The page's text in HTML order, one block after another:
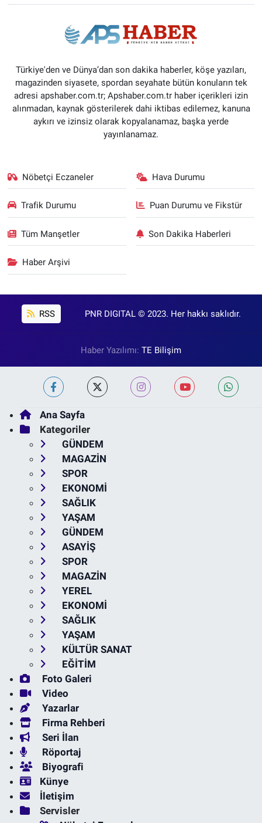
Türkiye'den ve Dünya’dan son dakika haberler, köşe yazıları,
magazinden siyasete, spordan seyahate bütün konuların tek
adresi apshaber.com.tr; Apshaber.com.tr haber içerikleri izin
alınmadan, kaynak gösterilerek dahi iktibas edilemez, kanuna
aykırı ve izinsiz olarak kopyalanamaz, başka yerde
yayınlanamaz.
Nöbetçi Eczaneler Hava Durumu
Trafik Durumu Puan Durumu ve Fikstür
Tüm Manşetler Son Dakika Haberleri
Haber Arşivi
RSS PNR DIGITAL © 2023. Her hakkı saklıdır.
Haber Yazılımı: TE Bilişim
Ana Sayfa
Kategoriler
GÜNDEM
MAGAZİN
SPOR
EKONOMİ
SAĞLIK
YAŞAM
GÜNDEM
ASAYİŞ
SPOR
MAGAZİN
YEREL
EKONOMİ
SAĞLIK
YAŞAM
KÜLTÜR SANAT
EĞİTİM
Foto Galeri
Video
Yazarlar
Firma Rehberi
Seri İlan
Röportaj
Biyografi
Künye
İletişim
Servisler